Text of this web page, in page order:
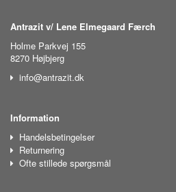
Antrazit v/ Lene Elmegaard Færch
Holme Parkvej 155
8270 Højbjerg
info@antrazit.dk
Information
Handelsbetingelser
Returnering
Ofte stillede spørgsmål